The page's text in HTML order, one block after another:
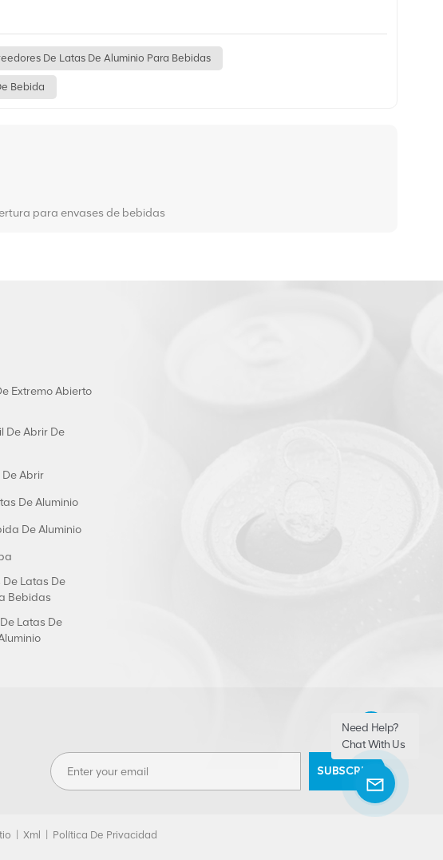
De Latas De Aluminio Para Bebidas
Bebida
para envases de bebidas
Extremo Abierto
De Abrir De
Abrir
De Aluminio
De Aluminio
Latas De
Bebidas
Latas De
SUBSCRIBE
Xml
Política De Privacidad
Need Help?
Chat With Us